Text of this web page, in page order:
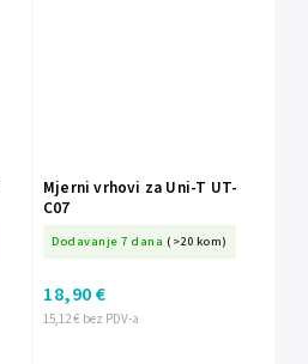
Mjerni vrhovi za Uni-T UT-
C07
Dodavanje 7 dana (>20 kom)
15,12 € bez PDV-a
18,90 €